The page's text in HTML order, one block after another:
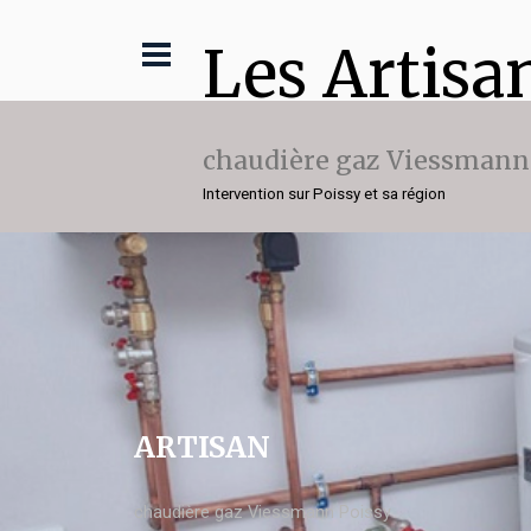
Les
chaudière gaz Viessmann
Intervention sur Poissy et sa région
ARTISAN
chaudière gaz Viessmann Poissy